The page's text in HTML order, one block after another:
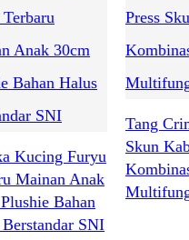
Kucing Furyu
Mainan Anak
Bahan
SNI
Tang
Skun